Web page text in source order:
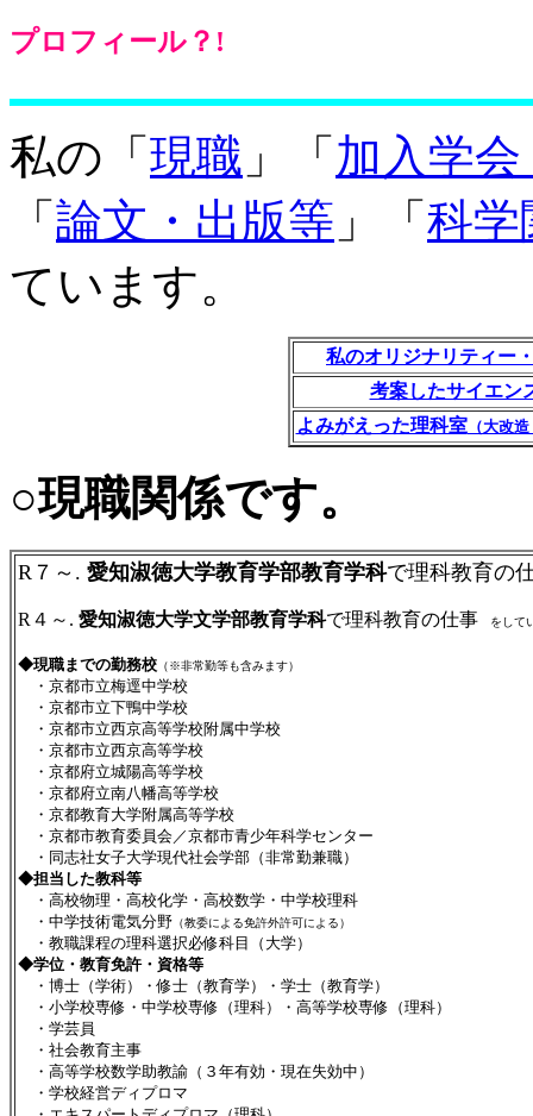
プロフィール？!
私の「 現職 」「 加入学
「 論文・出版等 」「 科学
ています。
私のオリジナリティー
考案したサイエン
よみがえった理科室（大改
○現職関係です。
R７～. 愛知淑徳大学教育学部教育学科で理科教育の
R４～. 愛知淑徳大学文学部教育学科で理科教育の仕事 をして
◆現職までの勤務校 （※非常勤等も含みます）
・京都市立梅逕中学校
・京都市立下鴨中学校
・京都市立西京高等学校附属中学校
・京都市立西京高等学校
・京都府立城陽高等学校
・京都府立南八幡高等学校
・京都教育大学附属高等学校
・京都市教育委員会／京都市青少年科学センター
・同志社女子大学現代社会学部（非常勤兼職）
◆担当した教科等
・高校物理・高校化学・高校数学・中学校理科
・中学技術電気分野 （教委による免許外許可による）
・教職課程の理科選択必修科目（大学）
◆学位・教育免許・資格等
・博士（学術）・修士（教育学）・学士（教育学）
・小学校専修・中学校専修（理科）・高等学校専修（理科）
・学芸員
・社会教育主事
・高等学校数学助教諭（３年有効・現在失効中）
・学校経営ディプロマ